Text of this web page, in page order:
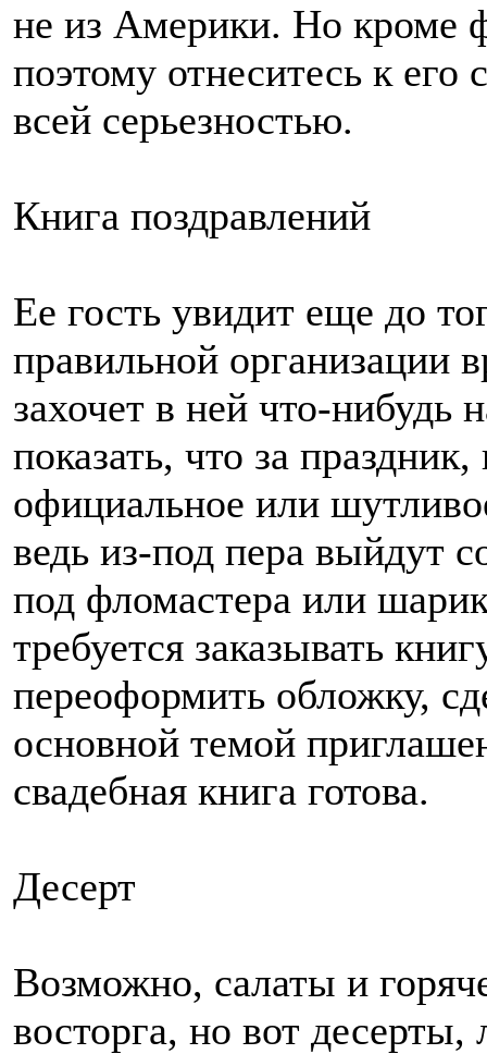
не из Америки. Но кроме
поэтому отнеситесь к его
всей серьезностью.
Книга поздравлений
Ее гость увидит еще до
правильной организации
захочет в ней что-нибудь
показать, что за
официальное или
ведь из-под пера выйдут
под фломастера или
требуется заказывать
переоформить обложку,
основной темой
свадебная книга готова.
Десерт
Возможно, салаты и
восторга, но вот